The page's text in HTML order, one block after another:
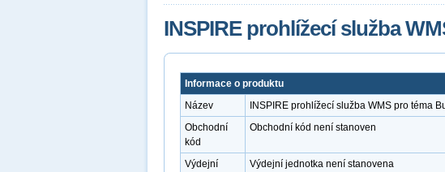
INSPIRE prohlížecí služba
Informace o produktu
Název
INSPIRE prohlížecí služba WMS pro téma
Obchodní
kód
Obchodní kód není stanoven
Výdejní
Výdejní jednotka není stanovena